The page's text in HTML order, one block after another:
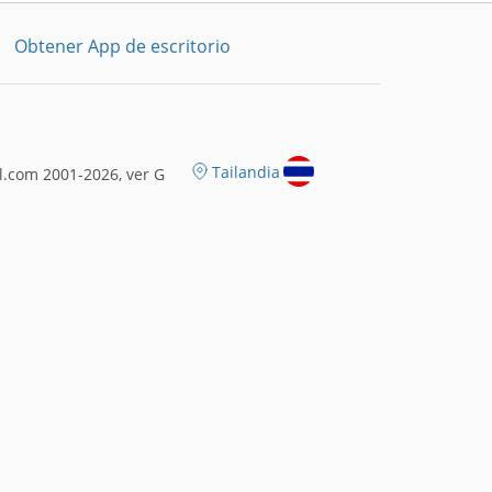
Obtener App de escritorio
2001-2026, ver G Tailandia